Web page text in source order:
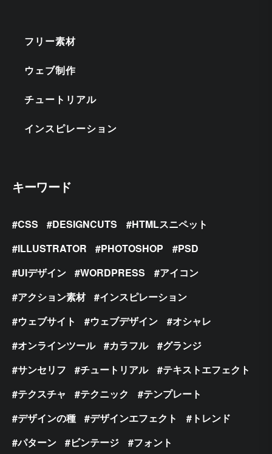
フリー素材
ウェブ制作
チュートリアル
インスピレーション
キーワード
CSS DESIGNCUTS
HTMLスニペット
ILLUSTRATOR
PHOTOSHOP
PSD
UIデザイン
WORDPRESS
アイコン
アクション素材
インスピレーション
ウェブサイト
ウェブデザイン
オシャレ
オンラインツール
カラフル
グランジ
サンセリフ
チュートリアル
テキストエフェクト
テクスチャ
テクニック
テンプレート
デザインの種
デザインエフェクト
トレンド
パターン
ビンテージ
フォント